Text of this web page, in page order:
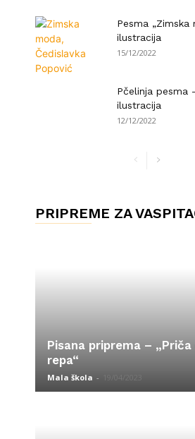
Pesma „Zimska
ilustracija
15/12/2022
Pčelinja pesma
ilustracija
12/12/2022
PRIPREME ZA
Pisana priprema –
repa“
Mala škola -